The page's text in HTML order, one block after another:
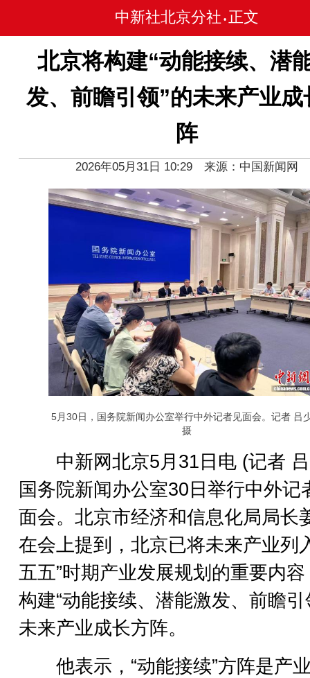
中新社北京分社 • 正文
北京将构建“动能接续、潜
发、前瞻引领”的未来产业成
阵
2026年05月31日 10:29 来源：中国新闻网
5月30日，国务院新闻办公室举行中外记者见面会。记者 吕
摄
中新网北京5月31日电 (记者
国务院新闻办公室30日举行中外记
面会。北京市经济和信息化局局长
在会上提到，北京已将未来产业列
五五”时期产业发展规划的重要内
构建“动能接续、潜能激发、前瞻引
未来产业成长方阵。
他表示，“动能接续”方阵是产